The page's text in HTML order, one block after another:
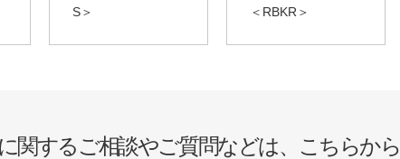
S＞
＜RBKR＞
関するご相談やご質問などは、こちらから